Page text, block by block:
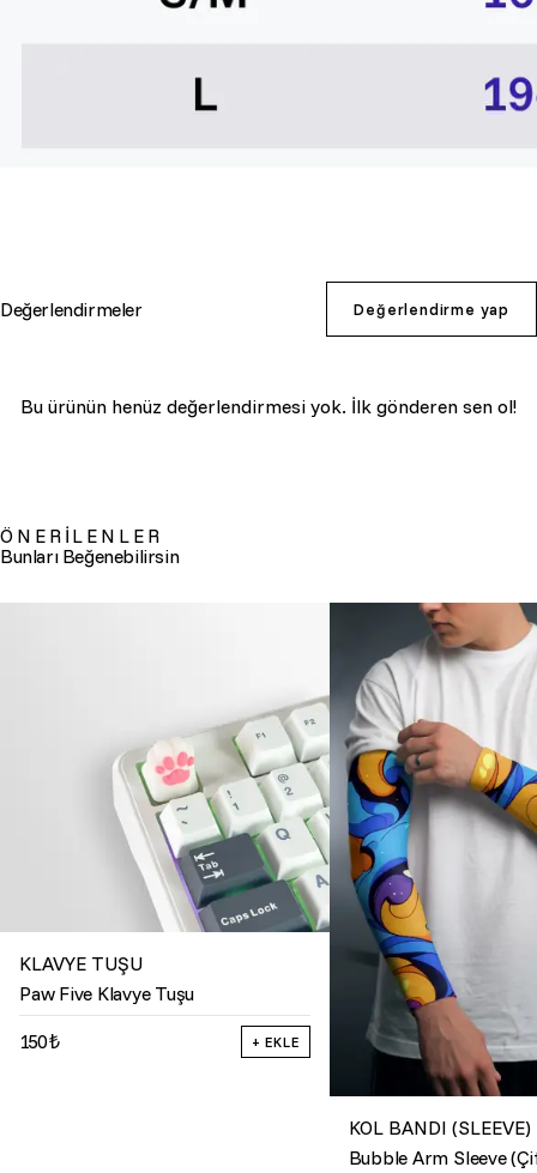
Değerlendirmeler Değerlendirme yap
Bu ürünün henüz değerlendirmesi yok. İlk gönderen sen ol!
ÖNERİLENLER
Bunları Beğenebilirsin
KLAVYE TUŞU
Paw Five Klavye Tuşu
150 ₺ + EKLE
KOL BANDI (SLEEVE)
Bubble Arm Sleeve